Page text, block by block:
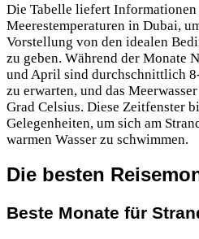
Die Tabelle liefert Informationen
Meerestemperaturen in Dubai,
Vorstellung von den idealen
zu geben. Während der Monate
und April sind durchschnittlich
zu erwarten, und das
Grad Celsius. Diese Zeitfenster
Gelegenheiten, um sich am
warmen Wasser zu schwimmen.
Die besten
Beste Monate für